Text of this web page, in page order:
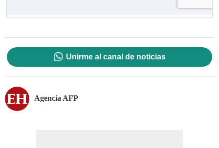
Unirme al canal de noticias
Agencia AFP